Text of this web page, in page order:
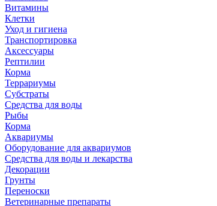
Витамины
Клетки
Уход и гигиена
Транспортировка
Аксессуары
Рептилии
Корма
Террариумы
Субстраты
Средства для воды
Рыбы
Корма
Аквариумы
Оборудование для аквариумов
Средства для воды и лекарства
Декорации
Грунты
Переноски
Ветеринарные препараты